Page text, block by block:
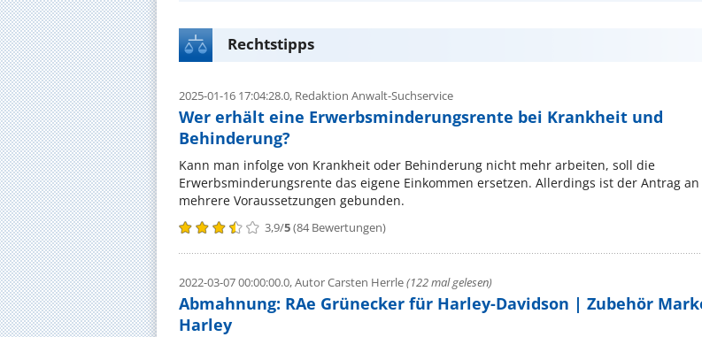
Rechtstipps
2025-01-16 17:04:28.0, Redaktion Anwalt-Suchservice
Wer erhält eine Erwerbsminderungsrente bei Krankheit und
Behinderung?
Kann man infolge von Krankheit oder Behinderung nicht mehr arbeiten, soll die
Erwerbsminderungsrente das eigene Einkommen ersetzen. Allerdings ist der Antrag an
mehrere Voraussetzungen gebunden.
3,9/5(84Bewertungen)
2022-03-07 00:00:00.0,Autor Carsten Herrle(122 mal gelesen)
Abmahnung: RAe Grünecker für Harley-Davidson | Zubehör
Harley